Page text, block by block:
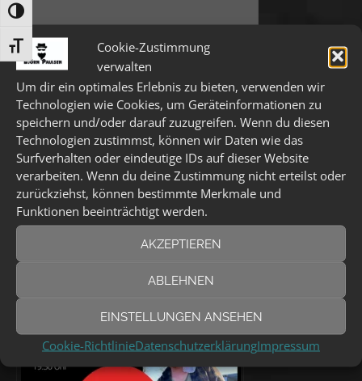
Cookie-Zustimmung
verwalten
Um dir ein optimales Erlebnis zu bieten, verwenden wir
Technologien wie Cookies, um Geräteinformationen zu
speichern und/oder darauf zuzugreifen. Wenn du diesen
Technologien zustimmst, können wir Daten wie das
Surfverhalten oder eindeutige IDs auf dieser Website
verarbeiten. Wenn du deine Zustimmung nicht erteilst oder
zurückziehst, können bestimmte Merkmale und
Funktionen beeinträchtigt werden.
AKZEPTIEREN
ABLEHNEN
EINSTELLUNGEN ANSEHEN
Cookie-RichtlinieDatenschutzerklärungImpressum
UMSCHALTEN AUF HOHE KONTRASTE
SCHRIFT VERGRÖSSERN
l
t
e
r
n
a
t
i
v
:
Angemeldet bleiben
Passwort vergessen?Klicke hier, um es
zurückzusetzen.
Neuer Benutzer?
Klicke hier, um dich zu
registrieren.
Das Könnte Dich Auch Interessieren: